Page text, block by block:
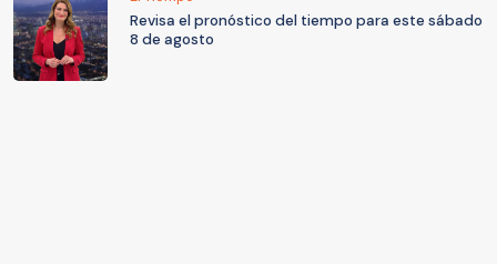
Revisa el pronóstico del tiempo para este sábado
8 de agosto